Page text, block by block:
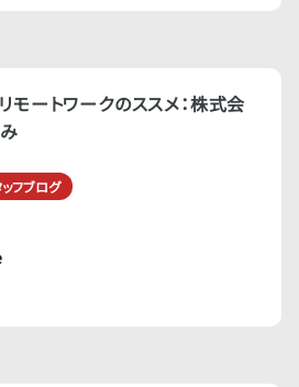
モートワークのススメ：株式会
フブログ